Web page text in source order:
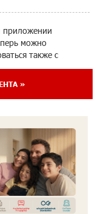
приложении
можно
также с
школьников
6 дней назад
будет
Когда-нибудь это
армянин, но
»